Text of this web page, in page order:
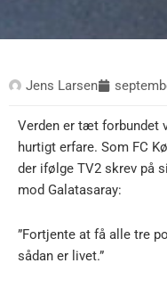
Jens Larsen
Verden er tæt forbundet
hurtigt erfare. Som FC
der ifølge TV2 skrev på
mod Galatasaray:
”Fortjente at få alle tre
sådan er livet.”